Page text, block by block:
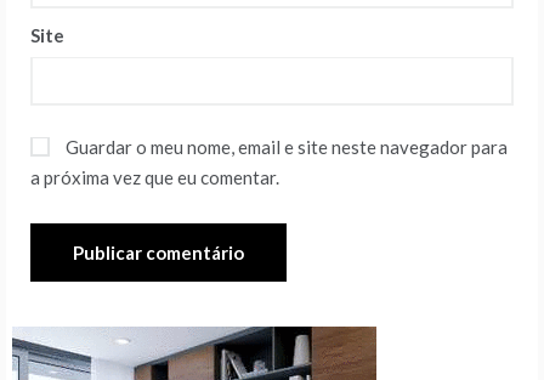
Site
Guardar o meu nome, email e site neste navegador para
a próxima vez que eu comentar.